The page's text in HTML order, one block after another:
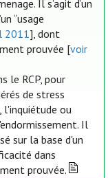
Il s’agit d’un
“usage
2011], dont
prouvée [voir
le RCP, pour
de stress
ou
Il
sur la base d'un
dans
prouvée.